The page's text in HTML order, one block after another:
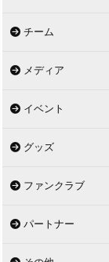
チーム
メディア
イベント
グッズ
ファンクラブ
パートナー